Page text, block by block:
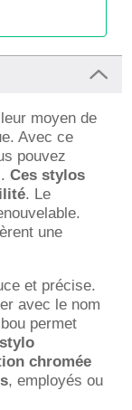
moyen de
Avec ce
pouvez
Ces stylos
. Le
une
et précise.
avec le nom
permet
stylo
chromée
, employés ou